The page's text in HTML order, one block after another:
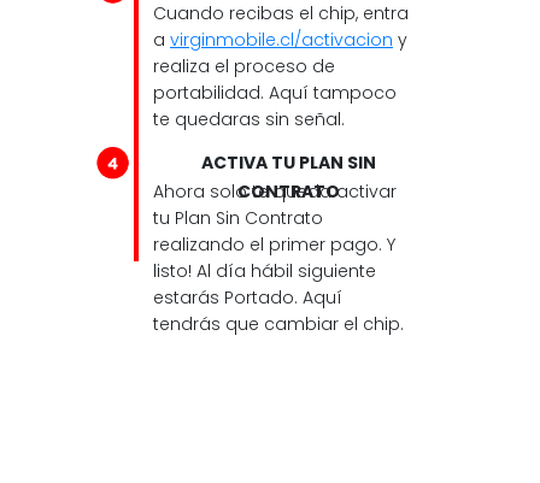
Cuando recibas el chip, entra
a virginmobile.cl/activacion y
realiza el proceso de
portabilidad. Aquí tampoco
te quedaras sin señal.
ACTIVA TU PLAN SIN
CONTRATO
Ahora solo te queda activar
tu Plan Sin Contrato
realizando el primer pago. Y
listo! Al día hábil siguiente
estarás Portado. Aquí
tendrás que cambiar el chip.